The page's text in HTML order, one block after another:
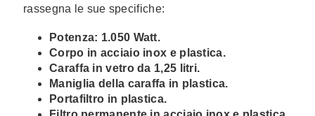
rassegna le sue specifiche:
Potenza: 1.050 Watt.
Corpo in acciaio inox e plastica.
Caraffa in vetro da 1,25 litri.
Maniglia della caraffa in plastica.
Portafiltro in plastica.